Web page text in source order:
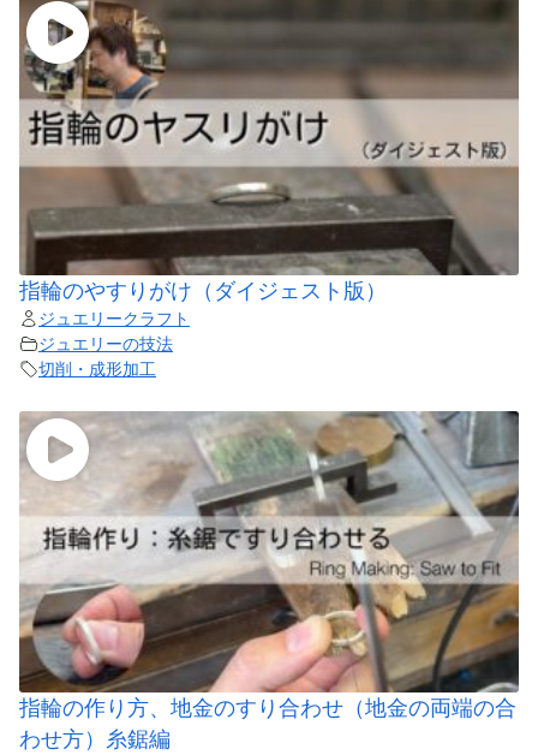
指輪のやすりがけ（ダイジェスト版）
ジュエリークラフト
ジュエリーの技法
切削・成形加工
指輪の作り方、地金のすり合わせ（地金の両端の合
わせ方）糸鋸編